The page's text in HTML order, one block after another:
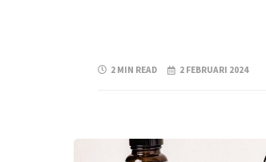
2 MIN READ 2 FEBRUARI 2024